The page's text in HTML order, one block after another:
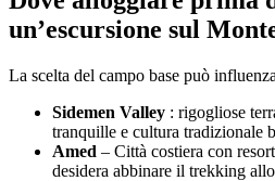
un’escursione sul
La scelta del campo base può
Sidemen Valley : rigogliose
tranquille e cultura tradizionale
Amed – Città costiera con
desidera abbinare il trekking